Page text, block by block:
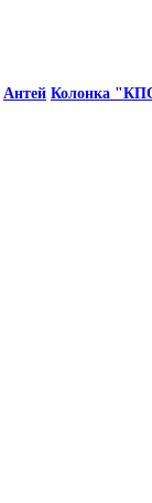
Антей Колонка